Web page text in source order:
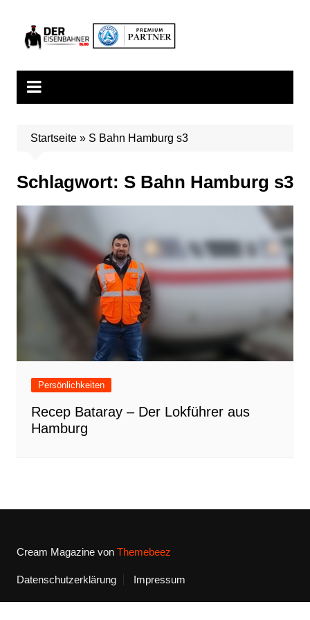
springen
Startseite» S Bahn Hamburg s3
Schlagwort: S Bahn Hamburg s3
Persönlichkeiten
Recep Bataray – Der Lokführer aus
Hamburg
Cream Magazine von Themebeez
Datenschutzerklärung Impressum